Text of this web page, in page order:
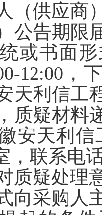
（供应商
公告期限
或书面
12:00，
天利信工
质疑材料
安天利
，联系电
质疑处理
向采购人